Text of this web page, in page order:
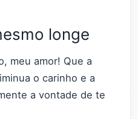
longe
meu amor! Que a
o carinho e a
a vontade de te